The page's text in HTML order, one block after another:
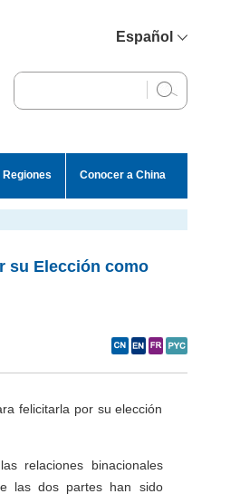
Español
English
Regiones Conocer a China
su Elección como
felicitarla por su elección
relaciones binacionales
las dos partes han sido